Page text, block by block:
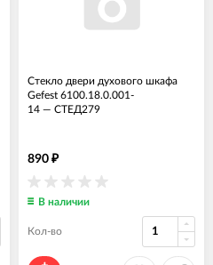
Стекло двери духового шкафа
Gefest 6100.18.0.001-
14 — СТЕД279
890 ₽
В наличии
Кол-во